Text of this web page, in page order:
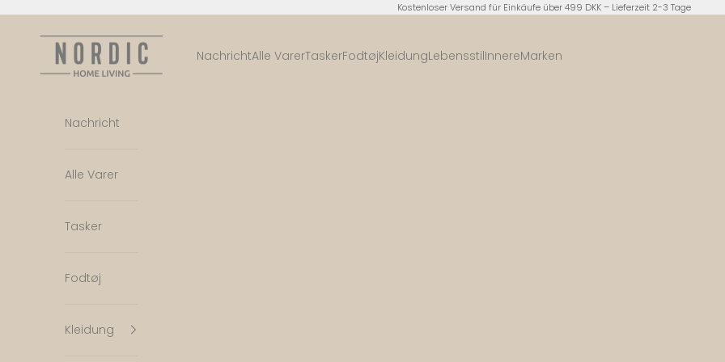
Kostenloser Versand für Einkäufe über 499 DKK – Lieferzeit 2-3 Tage
Nordic Home Living
NachrichtAlle VarerTaskerFodtøjKleidungLebensstilInnereMarken
Nachricht
Alle Varer
Tasker
Fodtøj
Kleidung